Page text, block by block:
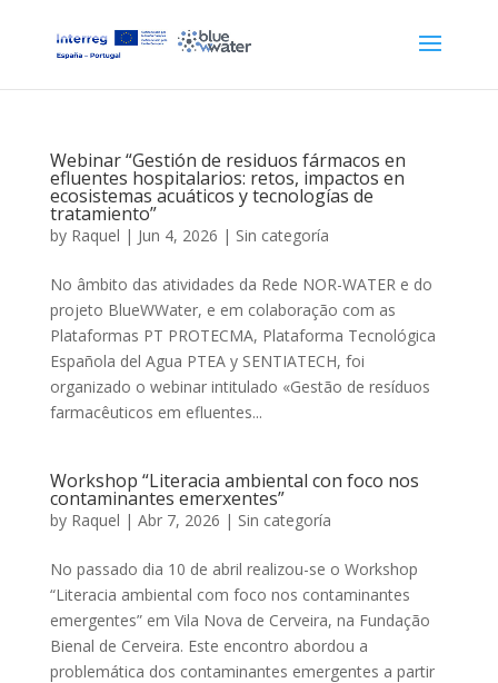
Webinar “Gestión de residuos fármacos en
efluentes hospitalarios: retos, impactos en
ecosistemas acuáticos y tecnologías de
tratamiento”
by Raquel | Jun 4, 2026 | Sin categoría
No âmbito das atividades da Rede NOR-WATER e do
projeto BlueWWater, e em colaboração com as
Plataformas PT PROTECMA, Plataforma Tecnológica
Española del Agua PTEA y SENTIATECH, foi
organizado o webinar intitulado «Gestão de resíduos
farmacêuticos em efluentes...
Workshop “Literacia ambiental con foco nos
contaminantes emerxentes”
by Raquel | Abr 7, 2026 | Sin categoría
No passado dia 10 de abril realizou-se o Workshop
“Literacia ambiental com foco nos contaminantes
emergentes” em Vila Nova de Cerveira, na Fundação
Bienal de Cerveira. Este encontro abordou a
problemática dos contaminantes emergentes a partir